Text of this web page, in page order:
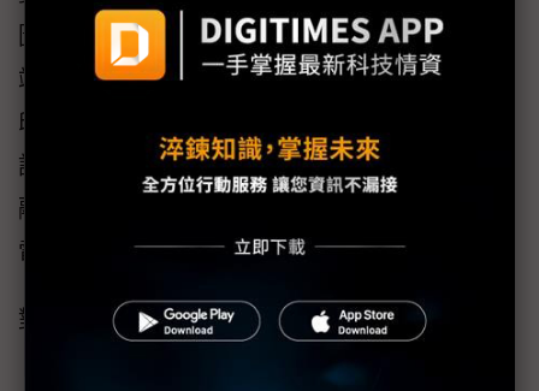
圖、促銷影片以及虛擬試衣等資訊；而收銀終
端則通過多個USB介面連接掃碼器、刷卡機和
印表機，同時支援主屏和顧客確認屏的運行。
該設備雖然具有緊湊的小尺寸設計，卻能完美
融入一體機的纖薄機身內，同時提供與桌上型
電腦相媲美的擴展能力。
對於日益普及的自助服務終端，其價值在於
「全天候韌性」。網路喚醒實現遠端定時開關